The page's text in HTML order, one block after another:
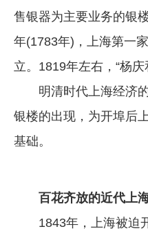
售银器为主要业务的银
年(1783年)，上海第一
立。1819年左右，“杨庆
明清时代上海经济的
银楼的出现，为开埠后
基础。
百花齐放的近代上
1843年，上海被迫